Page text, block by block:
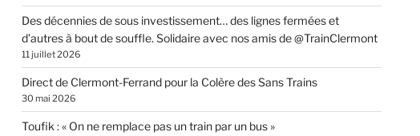
Des décennies de sous investissement… des lignes fermées et
d’autres à bout de souffle. Solidaire avec nos amis de @TrainClermont
11 juillet 2026
Direct de Clermont-Ferrand pour la Colère des Sans Trains
30 mai 2026
Toufik : « On ne remplace pas un train par un bus »